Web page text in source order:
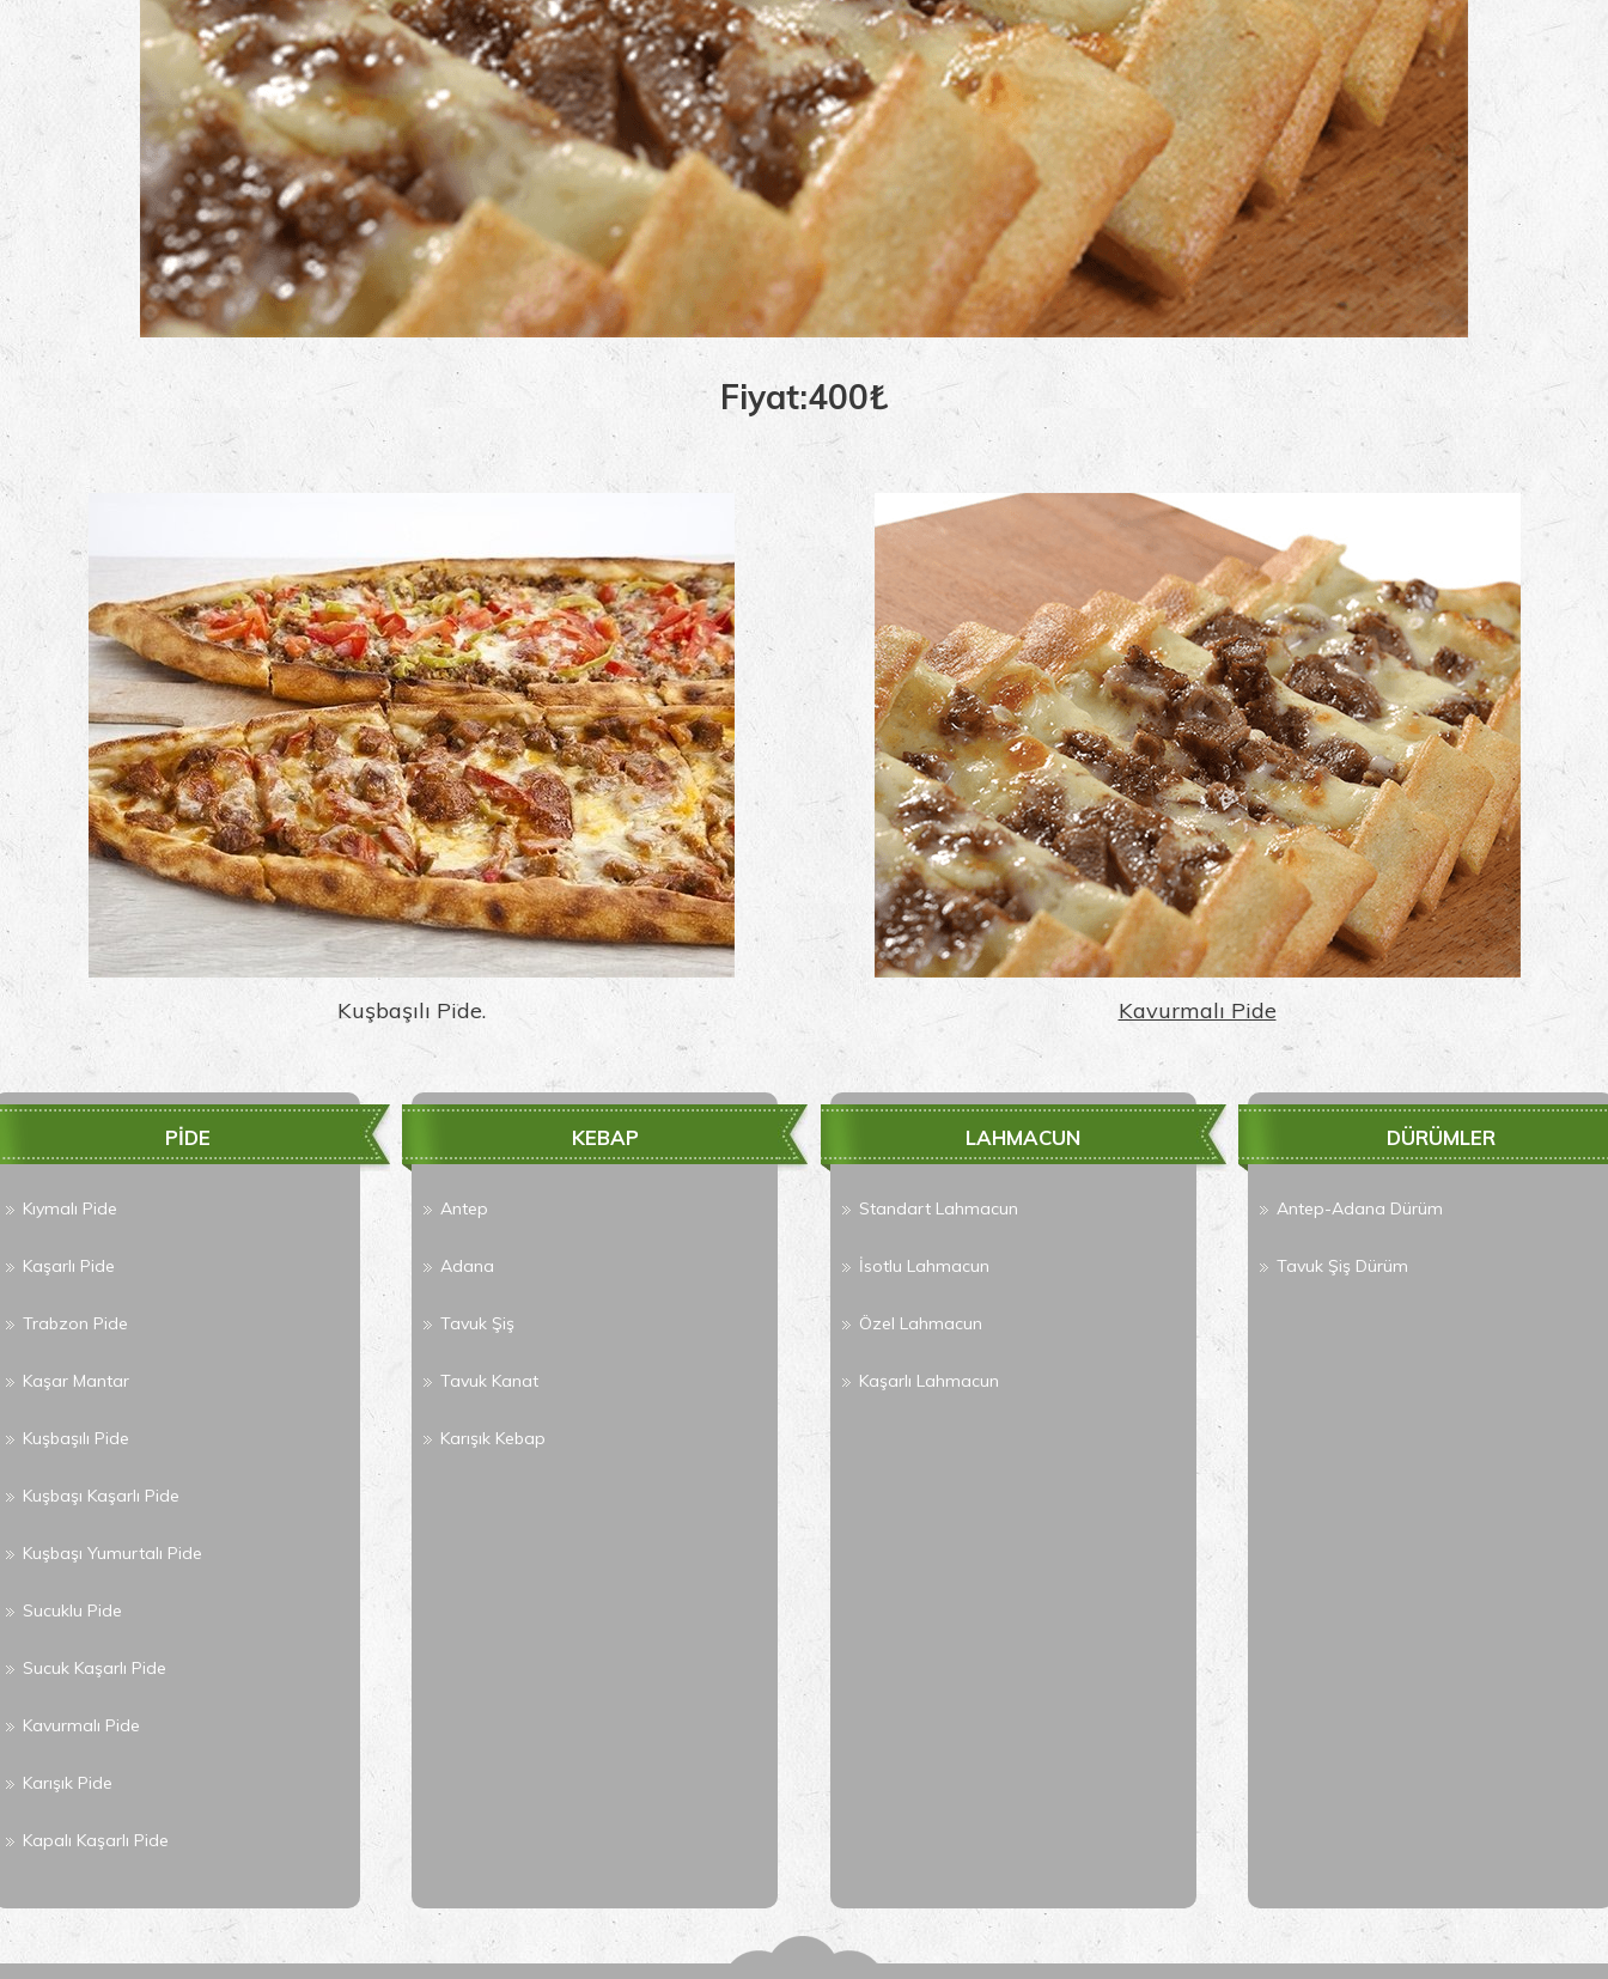
Fiyat:400₺
Kuşbaşılı Pide. Kavurmalı Pide
PİDE
Kıymalı Pide
Kaşarlı Pide
Trabzon Pide
Kaşar Mantar
Kuşbaşılı Pide
Kuşbaşı Kaşarlı Pide
Kuşbaşı Yumurtalı Pide
Sucuklu Pide
Sucuk Kaşarlı Pide
Kavurmalı Pide
Karışık Pide
Kapalı Kaşarlı Pide
KEBAP
Antep
Adana
Tavuk Şiş
Tavuk Kanat
Karışık Kebap
LAHMACUN
Standart Lahmacun
İsotlu Lahmacun
Özel Lahmacun
Kaşarlı Lahmacun
DÜRÜMLER
Antep-Adana Dürüm
Tavuk Şiş Dürüm